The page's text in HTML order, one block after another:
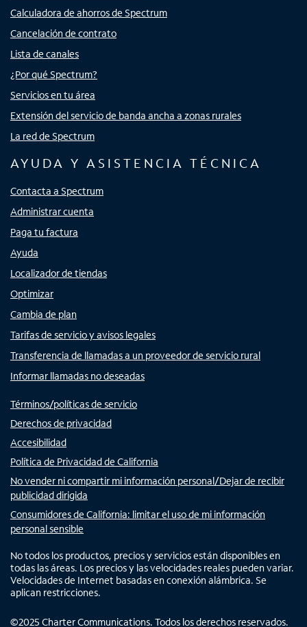
Calculadora de ahorros de Spectrum
Cancelación de contrato
Lista de canales
¿Por qué Spectrum?
Servicios en tu área
Extensión del servicio de banda ancha a zonas rurales
La red de Spectrum
AYUDA Y ASISTENCIA TÉCNICA
Contacta a Spectrum
Administrar cuenta
Paga tu factura
Ayuda
Localizador de tiendas
Optimizar
Cambia de plan
Tarifas de servicio y avisos legales
Transferencia de llamadas a un proveedor de servicio rural
Informar llamadas no deseadas
Términos/políticas de servicio
Derechos de privacidad
Accesibilidad
Política de Privacidad de California
No vender ni compartir mi información personal/Dejar de recibir
publicidad dirigida
Consumidores de California: limitar el uso de mi información
personal sensible
No todos los productos, precios y servicios están disponibles en
todas las áreas. Los precios y las velocidades reales pueden variar.
Velocidades de Internet basadas en conexión alámbrica. Se
aplican restricciones.
©2025 Charter Communications. Todos los derechos reservados.